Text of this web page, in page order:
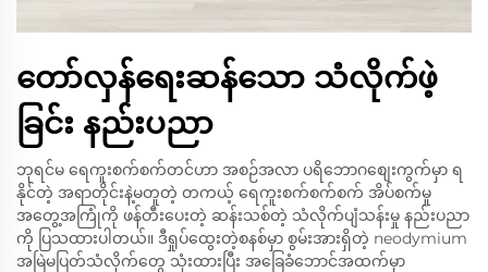
တော်လှန်ရေးဆန်သော သံလိုက်ဖဲ့
ခြင်း နည်းပညာ
ဘုရင်မ ရေကူးစက်စက်တင်ဟာ အစဉ်အလာ ပရိဘောဂစျေးကွက်မှာ ရ
နိုင်တဲ့ အရာတိုင်းနဲ့မတူတဲ့ တကယ့် ရေကူးစက်စက်စက် အိပ်စက်မှု
အတွေ့အကြုံကို ဖန်တီးပေးတဲ့ ဆန်းသစ်တဲ့ သံလိုက်ပျံသန်းမှု နည်းပညာ
ကို ပြသထားပါတယ်။ ဒီရှုပ်ထွေးတဲ့စနစ်မှာ စွမ်းအားရှိတဲ့ neodymium
အမြဲမပြတ်သံလိုက်တွေ သုံးထားပြီး အခြေခံဘောင်အထက်မှာ